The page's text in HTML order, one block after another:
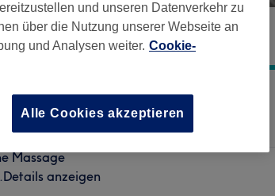
Massage
Details anzeigen
und unseren Datenverkehr zu
über die Nutzung unserer Webseite an
und Analysen weiter. Cookie-
Alle Cookies akzeptieren